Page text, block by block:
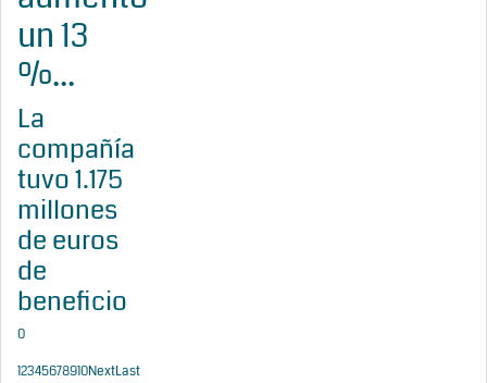
un 13
%...
La
compañía
tuvo 1.175
millones
de euros
de
beneficio
0
12345678910NextLast